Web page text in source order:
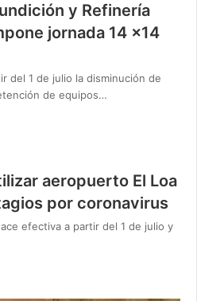
y Refinería
jornada 14 x14
del 1 de julio la disminución de
de equipos…
aeropuerto El Loa
por coronavirus
efectiva a partir del 1 de julio y